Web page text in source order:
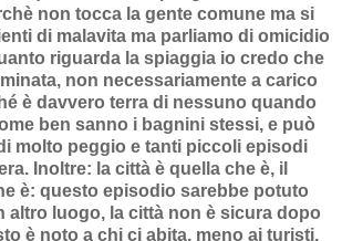
non tocca la gente comune ma si
di malavita ma parliamo di omicidio
riguarda la spiaggia io credo che
non necessariamente a carico
è davvero terra di nessuno quando
ben sanno i bagnini stessi, e può
molto peggio e tanti piccoli episodi
Inoltre: la città è quella che è, il
è: questo episodio sarebbe potuto
altro luogo, la città non è sicura dopo
è noto a chi ci abita, meno ai turisti,